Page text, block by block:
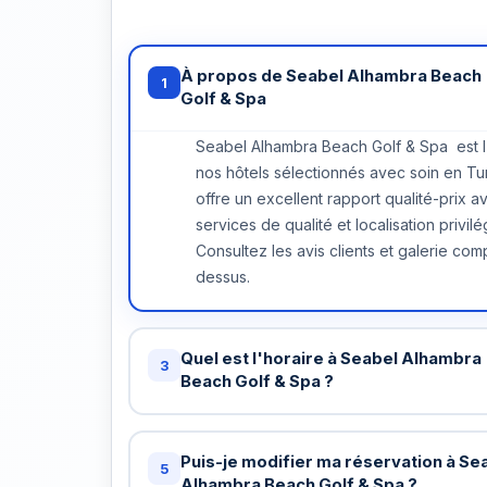
1
À propos de Seabel Alhambra Beach
Golf & Spa
Seabel Alhambra Beach Golf & Spa est
nos hôtels sélectionnés avec soin en
offre un excellent rapport qualité-prix
services de qualité et localisation
Consultez les avis clients et galerie
dessus.
3
Quel est l'horaire à Seabel Alhambra
Beach Golf & Spa ?
Check-in standard: 15h / Check-out
chez Seabel Alhambra Beach Golf & Spa
pouvez demander un check-in anticipé
5
Puis-je modifier ma réservation à